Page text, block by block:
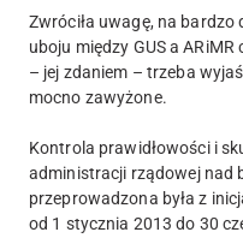
Zwróciła uwagę, na
uboju między GUS a
– jej zdaniem – trzeba
mocno zawyżone.
Kontrola prawidłowości i
administracji rządowej nad
przeprowadzona była z
od 1 stycznia 2013 do 30